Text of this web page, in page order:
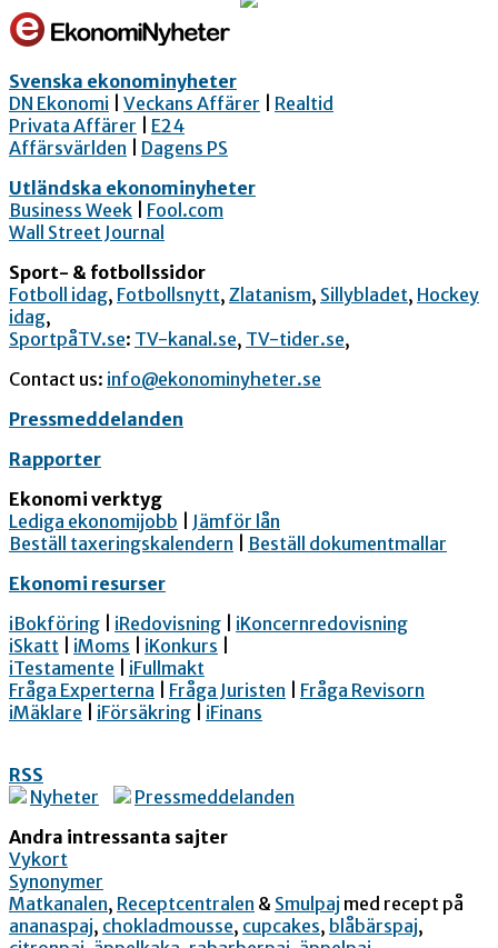
Svenska ekonominyheter
DN Ekonomi
Veckans Affärer
Realtid
Privata Affärer
E24
Affärsvärlden
Dagens PS
Utländska ekonominyheter
Business Week
Fool.com
Wall Street Journal
Sport- & fotbollssidor
Fotboll idag, Fotbollsnytt, Zlatanism, Sillybladet, Hockey
idag,
SportpåTV.se: TV-kanal.se, TV-tider.se,
Contact us: info@ekonominyheter.se
Pressmeddelanden
Rapporter
Ekonomi verktyg
Lediga ekonomijobb
Jämför lån
Beställ taxeringskalendern
Beställ dokumentmallar
Ekonomi resurser
iBokföring
iRedovisning
iKoncernredovisning
iSkatt
iMoms iKonkurs
iTestamente
iFullmakt
Fråga Experterna
Fråga Juristen
Fråga Revisorn
iMäklare
iFörsäkring iFinans
RSS
Nyheter
Pressmeddelanden
Andra intressanta sajter
Vykort
Synonymer
Matkanalen, Receptcentralen & Smulpaj med recept på
ananaspaj, chokladmousse, cupcakes, blåbärspaj,